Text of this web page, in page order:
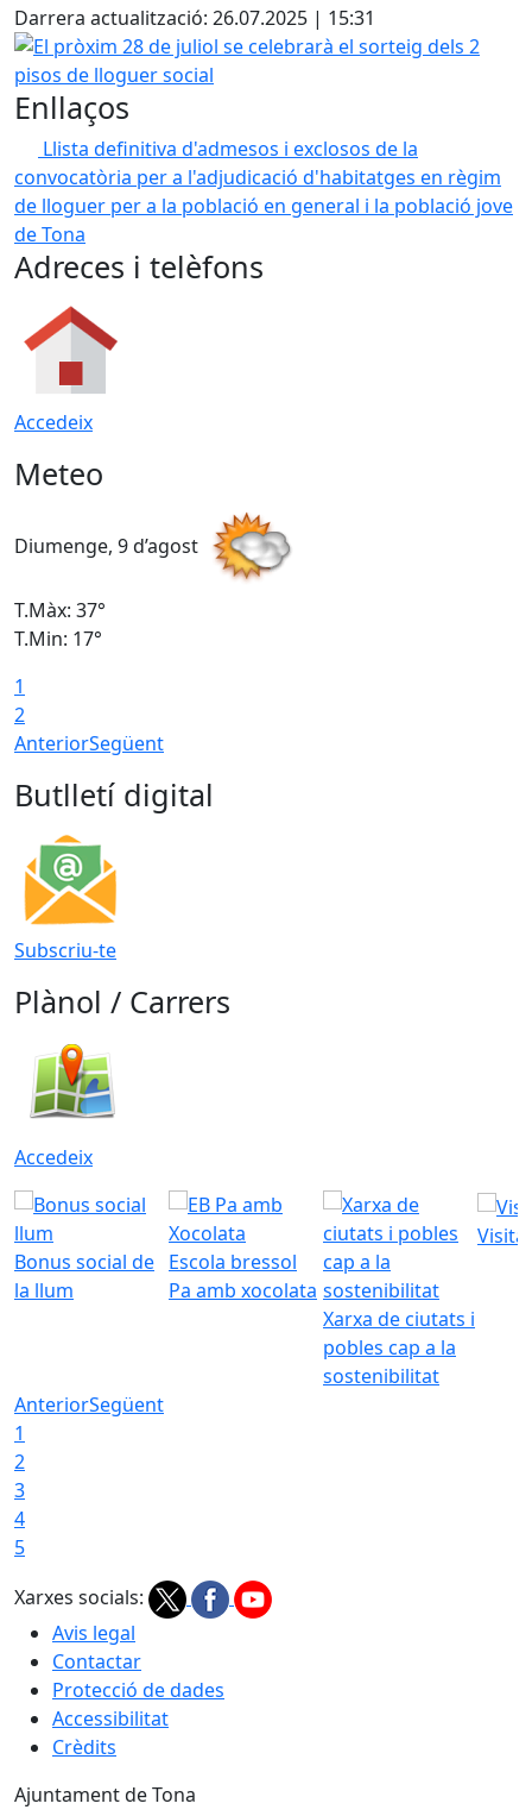
Darrera actualització: 26.07.2025 | 15:31
El pròxim 28 de juliol se celebrarà el sorteig dels 2 pisos
Enllaços
Llista definitiva d'admesos i exclosos de la
convocatòria per a l'adjudicació d'habitatges en règim
de lloguer per a la població en general i la població jove
de Tona
Adreces i telèfons
Accedeix
Meteo
Diumenge, 9 d’agost
T.Màx: 37°
T.Min: 17°
1
2
AnteriorSegüent
Butlletí digital
Subscriu-te
Plànol / Carrers
Accedeix
Bonus social de
la llum
Escola bressol
Pa amb xocolata
Xarxa de ciutats i
pobles cap a la
sostenibilitat
Visita
AnteriorSegüent
1
2
3
4
5
Xarxes socials:
Avis legal
Contactar
Protecció de dades
Accessibilitat
Crèdits
Ajuntament de Tona